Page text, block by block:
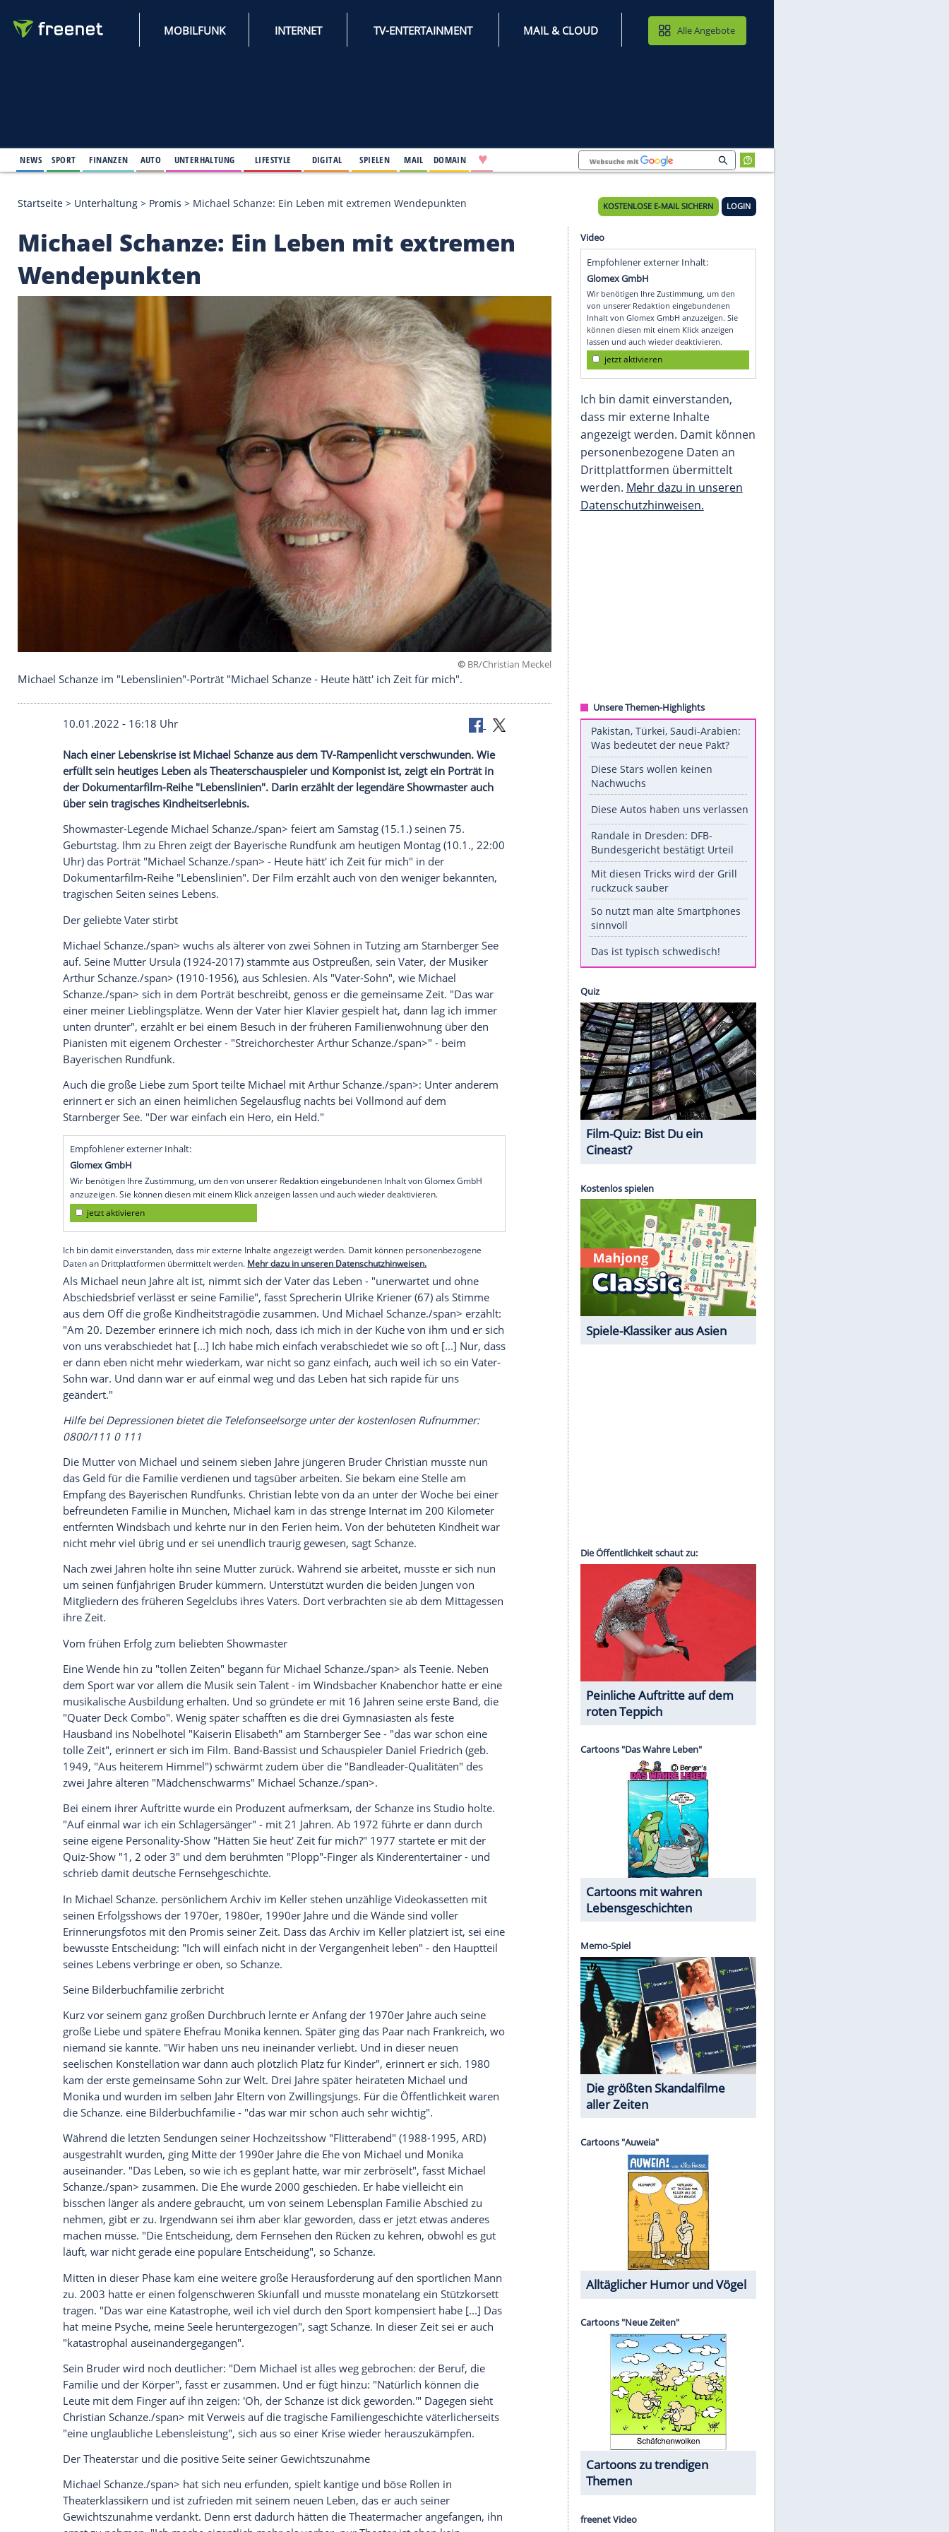
MOBILFUNK INTERNET TV-ENTERTAINMENT MAIL & CLOUD
KOSTENLOSE E-MAIL SICHERN
Startseite >Unterhaltung > Promis > Michael Schanze: Ein Leben mit extremen Wendepunkten
Michael Schanze: Ein Leben mit extremen
Wendepunkten
BR/Christian Meckel
10.01.2022 - 16:18 Uhr
aus dem TV-Rampenlicht verschwunden. Wie
erfüllt sein heutiges Leben als Theaterschauspieler und Komponist ist, zeigt ein Porträt in
der Dokumentarfilm-Reihe "Lebenslinien". Darin erzählt der legendäre Showmaster auch
über sein tragisches Kindheitserlebnis.
Showmaster-LegendeMichaelSchanze./span> feiert am Samstag (15.1.) seinen 75.
Geburtstag. Ihm zu Ehren zeigt der Bayerische Rundfunkam heutigen Montag (10.1., 22:00
Uhr) das Porträt "Michael Schanze./span> - Heute hätt' ich Zeit für mich" in der
Dokumentarfilm-Reihe "
". Der Film erzählt auch von den weniger bekannten,
tragischen Seiten seines Lebens.
Der geliebte Vater stirbt
MichaelSchanze./span> wuchs als älterer von zwei Söhnen inTutzingam Starnberger See
auf. Seine
, sein Vater, der Musiker
ArthurSchanze./span> (1910-1956), ausSchlesien. Als "Vater-Sohn", wie
Schanze./span> sich in dem Porträt beschreibt, genoss er die gemeinsame Zeit. "Das war
einer meiner Lieblingsplätze. Wenn der Vater hier Klavier gespielt hat, dann lag ich immer
unten drunter", erzählt er bei einem Besuch in der früheren Familienwohnung über den
Pianisten mit eigenem Orchester - "StreichorchesterArthurSchanze./span>" - beim
Bayerischen Rundfunk .
Auch die großeLiebezumSport teilteMichael mitArthur Schanze./span>: Unter anderem
erinnert er sich an einen heimlichen Segelausflug nachts bei Vollmond auf dem
Starnberger See. "Der war einfach ein Hero, ein Held."
Empfohlener externer Inhalt:
Glomex GmbH
Wir benötigen Ihre Zustimmung, um den von unserer Redaktion eingebundenen Inhalt von Glomex GmbH
anzuzeigen. Sie können diesen mit einem Klick anzeigen lassen und auch wieder deaktivieren.
jetzt aktivieren
Ich bin damit einverstanden, dass mir externe Inhalte angezeigt werden. Damit können personenbezogene
Daten an Drittplattformen übermittelt werden.Mehr dazu in unseren Datenschutzhinweisen.
AlsMichaelneun Jahre alt ist, nimmt sich der Vater dasLeben
- "unerwartet und ohne
Abschiedsbriefverlässt er seine Familie", fasst Sprecherin Ulrike Kriener
(67) als Stimme
aus dem Off die große Kindheitstragödie zusammen. UndMichaelSchanze
./span> erzählt:
"Am 20. Dezember erinnere ich mich noch, dass ich mich in der Küche von ihm und er sich
von uns verabschiedet hat [...] Ich habe mich einfach verabschiedet wie so oft [...] Nur, dass
er dann eben nicht mehr wiederkam, war nicht so ganz einfach, auch weil ich so ein Vater-
Sohn war. Und dann war er auf einmal weg und das
Leben hat sich rapide für uns
geändert."
Hilfe bei Depressionen bietet die Telefonseelsorge unter der kostenlosen Rufnummer:
0800/111 0 111
DieMuttervonMichael und seinem sieben Jahre jüngeren Bruder Christian musste nun
das Geld für dieFamilieverdienen und tagsüber arbeiten. Sie bekam eine Stelle am
Empfang des Bayerischen Rundfunks Christian
lebte von da an unter der Woche bei einer
befreundeten FamilieinMünchen,Michaelkam in das strenge Internat im 200 Kilometer
entferntenWindsbachund kehrte nur in den Ferien heim. Von der behüteten Kindheit war
nicht mehr viel übrig und er sei unendlich traurig gewesen, sagtSchanze
zurück. Während sie arbeitet, musste er sich nun
um seinen fünfjährigen Bruder kümmern. Unterstützt wurden die beiden Jungen von
Mitgliedern des früheren Segelclubs ihres Vaters. Dort verbrachten sie ab dem Mittagessen
ihre Zeit.
Eine Wende hin zu "tollen Zeiten" begann fürMichaelSchanze./span> als Teenie. Neben
demSportwar vor allem die Musik sein Talent - imWindsbacher Knabenchor
hatte er eine
musikalische Ausbildung erhalten. Und so gründete er mit 16 Jahren seine erste Band, die
"Quater Deck Combo". Wenig später schafften es die drei Gymnasiasten als feste
Hausband ins Nobelhotel "Kaiserin Elisabeth" amStarnberger See- "das war schon eine
tolle Zeit", erinnert er sich im Film. Band-Bassist und Schauspieler (geb.
1949, "Aus heiterem Himmel") schwärmt zudem über die "Bandleader-Qualitäten" des
zwei Jahre älteren "Mädchenschwarms"MichaelSchanze./span>.
Bei einem ihrer Auftritte wurde ein Produzent aufmerksam, derSchanze ins Studio holte.
"Auf einmal war ich ein Schlagersänger" - mit 21 Jahren. Ab 1972 führte er dann durch
seine eigene Personality-Show "Hätten Sie heut' Zeit für mich?" 1977 startete er mit der
Quiz-Show "1, 2 oder 3" und dem berühmten "Plopp"-Finger als Kinderentertainer - und
schrieb damit deutscheFernsehgeschichte.
InMichael Schanze.persönlichem Archiv im Keller stehen unzählige Videokassetten mit
seinen Erfolgsshows der 1970er, 1980er, 1990er Jahre und die Wände sind voller
Erinnerungsfotos mit den Promis seiner Zeit. Dass das Archiv im Keller platziert ist, sei eine
bewusste Entscheidung: "Ich will einfach nicht in der Vergangenheit leben" - den Hauptteil
seines Lebens verbringe er oben, soSchanze.
Seine Bilderbuchfamilie zerbricht
Kurz vor seinem ganz großen Durchbruch lernte er Anfang der 1970er Jahre auch seine
und spätere Ehefrau Monika kennen. Später ging das Paar nach Frankreich, wo
niemand sie kannte. "Wir haben uns neu ineinander verliebt. Und in dieser neuen
seelischen Konstellation war dann auch plötzlich Platz für Kinder", erinnert er sich. 1980
kam der erste gemeinsame Sohn zur Welt. Drei Jahre später heirateten
Monika und wurden im selben Jahr Eltern von Zwillingsjungs. Für die Öffentlichkeit waren
Empfohlener externer Inhalt:
Glomex GmbH
Wir benötigen Ihre Zustimmung, um den
von unserer Redaktion eingebundenen
Inhalt von Glomex GmbH anzuzeigen. Sie
können diesen mit einem Klick anzeigen
jetzt aktivieren
Ich bin damit einverstanden,
dass mir externe Inhalte
Unsere Themen-Highlights
Pakistan, Türkei, Saudi-Arabien:
Was bedeutet der neue Pakt?
Randale in Dresden: DFB-
Bundesgericht bestätigt Urteil
Mit diesen Tricks wird der Grill
ruckzuck sauber
So nutzt man alte Smartphones
sinnvoll
Spiele-Klassiker aus Asien
Die Öffentlichkeit schaut zu:
Peinliche Auftritte auf dem
roten Teppich
Cartoons mit wahren
Lebensgeschichten
Memo-Spiel